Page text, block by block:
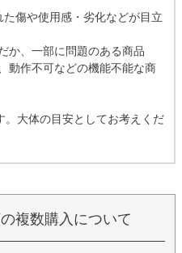
た傷や使用感・劣化などが目立
か、一部に問題のある商品
動作不可などの機能不能な商
大体の目安としてお考えくだ
複数購入について